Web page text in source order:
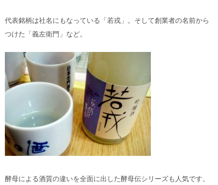
代表銘柄は社名にもなっている「若戎」。そして創業者の名前から
つけた「義左衛門」など。
酵母による酒質の違いを全面に出した酵母伝シリーズも人気です。